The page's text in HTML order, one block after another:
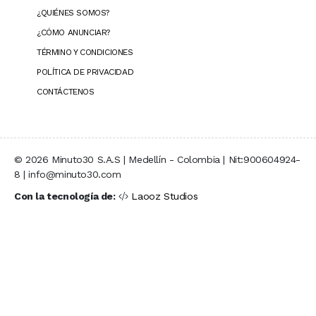
¿QUIÉNES SOMOS?
¿CÓMO ANUNCIAR?
TÉRMINO Y CONDICIONES
POLÍTICA DE PRIVACIDAD
CONTÁCTENOS
© 2026 Minuto30 S.A.S | Medellín - Colombia | Nit:900604924-
8 | info@minuto30.com
Con la tecnología de:
Laooz Studios